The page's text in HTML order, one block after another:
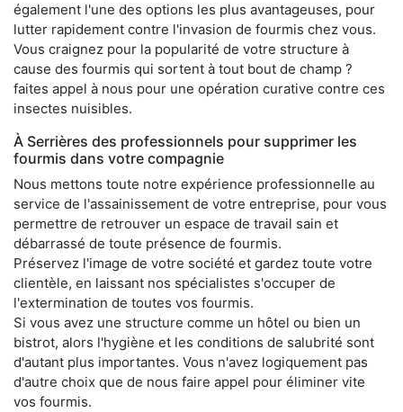
également l'une des options les plus avantageuses, pour
lutter rapidement contre l'invasion de fourmis chez vous.
Vous craignez pour la popularité de votre structure à
cause des fourmis qui sortent à tout bout de champ ?
faites appel à nous pour une opération curative contre ces
insectes nuisibles.
À Serrières des professionnels pour supprimer les
fourmis dans votre compagnie
Nous mettons toute notre expérience professionnelle au
service de l'assainissement de votre entreprise, pour vous
permettre de retrouver un espace de travail sain et
débarrassé de toute présence de fourmis.
Préservez l'image de votre société et gardez toute votre
clientèle, en laissant nos spécialistes s'occuper de
l'extermination de toutes vos fourmis.
Si vous avez une structure comme un hôtel ou bien un
bistrot, alors l'hygiène et les conditions de salubrité sont
d'autant plus importantes. Vous n'avez logiquement pas
d'autre choix que de nous faire appel pour éliminer vite
vos fourmis.